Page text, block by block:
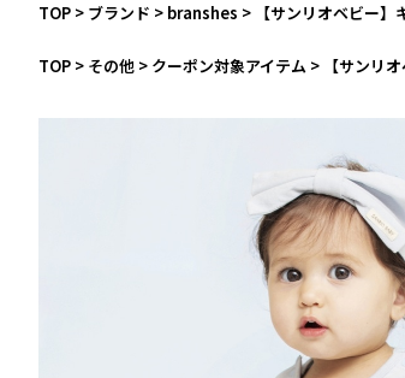
TOP > ブランド > branshes > 【サンリオベビー
TOP > その他 > クーポン対象アイテム > 【サンリ